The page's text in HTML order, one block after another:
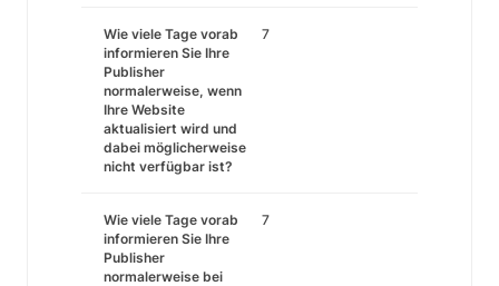
Wie viele Tage vorab
informieren Sie Ihre
Publisher
normalerweise, wenn
Ihre Website
aktualisiert wird und
dabei möglicherweise
nicht verfügbar ist?
7
Wie viele Tage vorab
informieren Sie Ihre
Publisher
normalerweise bei
7